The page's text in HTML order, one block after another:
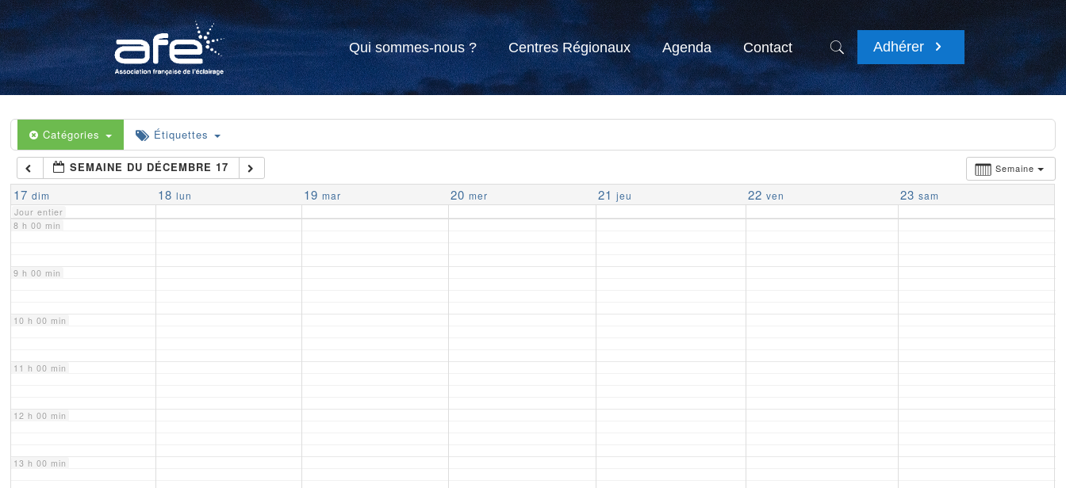
Qui sommes-nous ? Centres Régionaux Agenda Contact Adhérer
Catégories Étiquettes
Semaine
SEMAINE DU DÉCEMBRE 17
17 dim 18 lun 19 mar 20 mer 21 jeu 22 ven 23 sam
Jour entier
4 h 00 min
5 h 00 min
6 h 00 min
7 h 00 min
8 h 00 min
9 h 00 min
10 h 00 min
11 h 00 min
12 h 00 min
13 h 00 min